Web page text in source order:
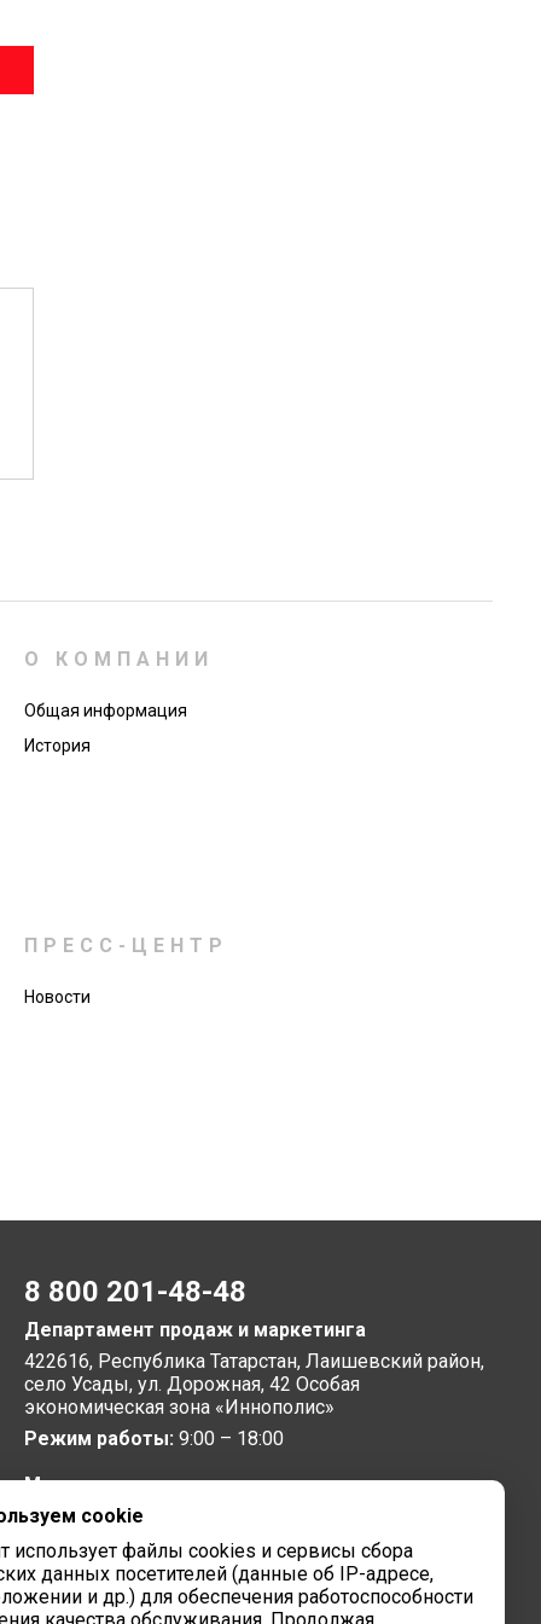
О КОМПАНИИ
Общая информация
История
ПРЕСС-ЦЕНТР
Новости
8 800 201-48-48
Департамент продаж и маркетинга
422616, Республика Татарстан, Лаишевский район,
село Усады, ул. Дорожная, 42 Особая
экономическая зона «Иннополис»
Режим работы: 9:00 – 18:00
Московское представительство
105064, г. Москва, Нижний Сусальный переулок, 5,
бизнес-парк «Арма»
Режим работы:9:00 – 18:00
Завод вычислительной техники
cookie
использует файлы cookies и сервисы сбора
данных посетителей (данные об IP-адресе,
и др.) для обеспечения работоспособности